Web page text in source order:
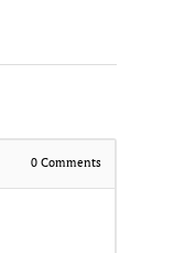
0Comments